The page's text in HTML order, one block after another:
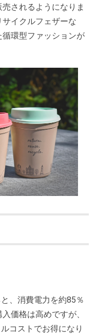
されるようになりま
イクルフェザーな
環型ファッションが
、消費電力を約85％
価格は高めですが、
コストでお得になり